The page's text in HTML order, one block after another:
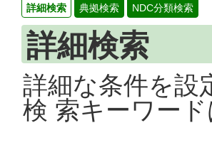
詳細検索 典拠検索 NDC分類検索
詳細検索
詳細な条件を設
検 索キーワー